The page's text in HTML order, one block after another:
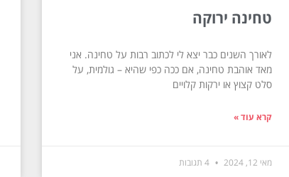
טחינה ירוקה
לאורך השנים כבר יצא לי לכתוב רבות על טחינה. אני
מאד אוהבת טחינה, אם ככה כפי שהיא – גולמית, על
סלט קצוץ או ירקות קלויים
קרא עוד »
מאי 12, 2024 4 תגובות